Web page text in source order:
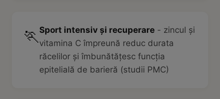
🏃 Sport intensiv și recuperare - zincul și
vitamina C împreună reduc durata
răcelilor și îmbunătățesc funcția
epitelială de barieră (studii PMC)